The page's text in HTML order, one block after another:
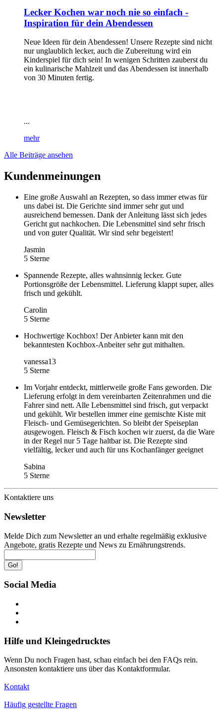
Lecker Kochen war noch nie so einfach -
Inspiration für dein Abendessen
Neue Ideen für dein Abendessen! Unsere Rezepte sind nicht
nur unglaublich lecker, auch die Zubereitung wird ein
Kinderspiel für dich sein! In wenigen Schritten zauberst du
ein kulinarische Mahlzeit und das Abendessen ist innerhalb
von 30 Minuten fertig.
...
mehr
Alle Beiträge ansehen
Kundenmeinungen
Eine große Auswahl an Rezepten, so dass immer etwas für
uns dabei ist. Die Gerichte sind immer sehr gut und
ausreichend bemessen. Dank der Anleitung lässt sich jedes
Gericht gut nachkochen. Die Lebensmittel sind sehr frisch
und von guter Qualität. Wir sind sehr begeistert!
Jasmin
5 Sterne
Spannende Rezepte, alles wahnsinnig lecker. Gute
Portionsgröße der Lebensmittel. Lieferung klappt super, alles
frisch und gekühlt.
Carolin
5 Sterne
Hochwertige Kochbox! Der Anbieter kann mit den
bekanntesten Kochbox-Anbeiter sehr gut mithalten.
vanessa13
5 Sterne
Im Vorjahr entdeckt, mittlerweile große Fans geworden. Die
Lieferung erfolgt in dem vereinbarten Zeitenrahmen und die
Fahrer sind nett. Alle Lebensmittel sind frisch, gut verpackt
und gekühlt. Wir bestellen immer eine gemischte Kiste mit
Fleisch- und Gemüsegerichten. So bleibt der Speiseplan
ausgewogen. Fleisch & Fisch kochen wir zuerst, da die Ware
in der Regel nur 5 Tage haltbar ist. Die Rezepte sind
vielfältig, lecker und auch für uns Kochanfänger geeignet
Sabina
5 Sterne
Kontaktiere uns
Newsletter
Melde Dich zum Newsletter an und erhalte regelmäßig exklusive
Angebote, gratis Rezepte und News zu Ernährungstrends.
Go!
Social Media
Hilfe und Kleingedrucktes
Wenn Du noch Fragen hast, schau einfach bei den FAQs rein.
Ansonsten kontaktiere uns über das Kontaktformular.
Kontakt
Häufig gestellte Fragen